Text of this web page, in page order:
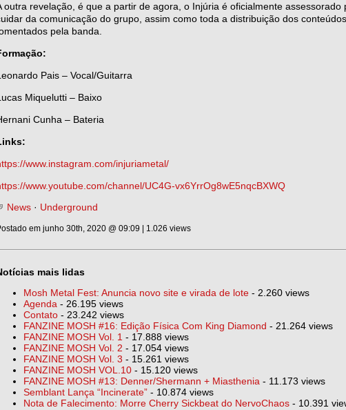
outra revelação, é que a partir de agora, o Injúria é oficialmente
da comunicação do grupo, assim como toda a distribuição dos
pela banda.
Pais – Vocal/Guitarra
Miquelutti – Baixo
Cunha – Bateria
www.instagram.com/injuriametal/
www.youtube.com/channel/UC4G-vx6YrrOg8wE5nqcBXWQ
News · Underground
em junho 30th, 2020 @ 09:09 | 1.026 views
mais lidas
Mosh Metal Fest: Anuncia novo site e virada de lote - 2.260 views
Agenda - 26.195 views
Contato - 23.242 views
FANZINE MOSH #16: Edição Física Com King Diamond - 21.264 views
FANZINE MOSH Vol. 1 - 17.888 views
FANZINE MOSH Vol. 2 - 17.054 views
FANZINE MOSH Vol. 3 - 15.261 views
FANZINE MOSH VOL.10 - 15.120 views
FANZINE MOSH #13: Denner/Shermann + Miasthenia - 11.173 views
Semblant Lança “Incinerate” - 10.874 views
Nota de Falecimento: Morre Cherry Sickbeat do NervoChaos - 10.391